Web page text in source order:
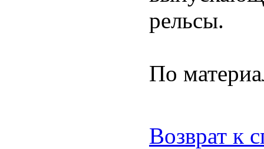
рельсы.
По
Возврат к